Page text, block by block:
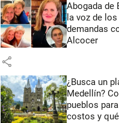
Abogada de
la voz de
demandas
Alcocer
share
¿Busca un
Medellín?
pueblos
costos y